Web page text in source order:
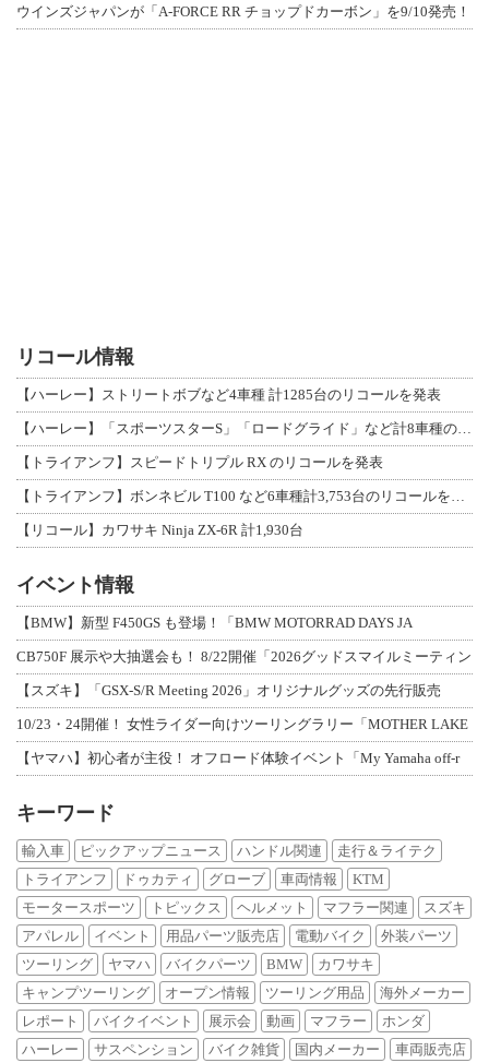
ウインズジャパンが「A-FORCE RR チョップドカーボン」を9/10発売！
リコール情報
【ハーレー】ストリートボブなど4車種 計1285台のリコールを発表
【トライアンフ】スピードトリプル RX のリコールを発表
【リコール】カワサキ Ninja ZX-6R 計1,930台
イベント情報
【BMW】新型 F450GS も登場！「BMW MOTORRAD DAYS JA
CB750F 展示や大抽選会も！ 8/22開催「2026グッドスマイルミーティン
【スズキ】「GSX-S/R Meeting 2026」オリジナルグッズの先行販売
10/23・24開催！ 女性ライダー向けツーリングラリー「MOTHER LAKE
【ヤマハ】初心者が主役！ オフロード体験イベント「My Yamaha off-r
キーワード
輸入車 ピックアップニュース ハンドル関連
走行＆ライテク
トライアンフ
ドゥカティ グローブ 車両情報
KTM
モータースポーツ
トピックス ヘルメット マフラー関連
スズキ
アパレル
イベント 用品パーツ販売店 電動バイク
外装パーツ
ツーリング
ヤマハ バイクパーツ BMW
カワサキ
キャンプツーリング
オープン情報 ツーリング用品
海外メーカー
レポート
バイクイベント 展示会 動画 マフラー
ホンダ
ハーレー
サスペンション バイク雑貨 国内メーカー 車両販売店